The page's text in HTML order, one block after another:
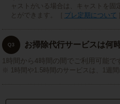
ャストがいる場合は、キャストを固
とができます。［ プレ定期について
Q3 お掃除代行サービスは何
1時間から4時間の間でご利用可能で
1時間や1.5時間のサービスは、1週間